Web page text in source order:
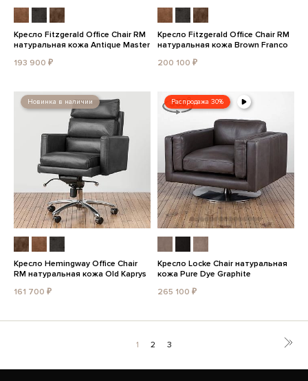
Кресло Fitzgerald Office Chair RM
натуральная кожа Antique Master
193 900 ₽
Кресло Fitzgerald Office Chair RM
натуральная кожа Brown Franco
200 100 ₽
Новинка в наличии
Кресло Hemingway Office Chair
RM натуральная кожа Old Kaprys
161 700 ₽
Распродажа 30%
Кресло Locke Chair натуральная
кожа Pure Dye Graphite
265 100 ₽
1 2 3